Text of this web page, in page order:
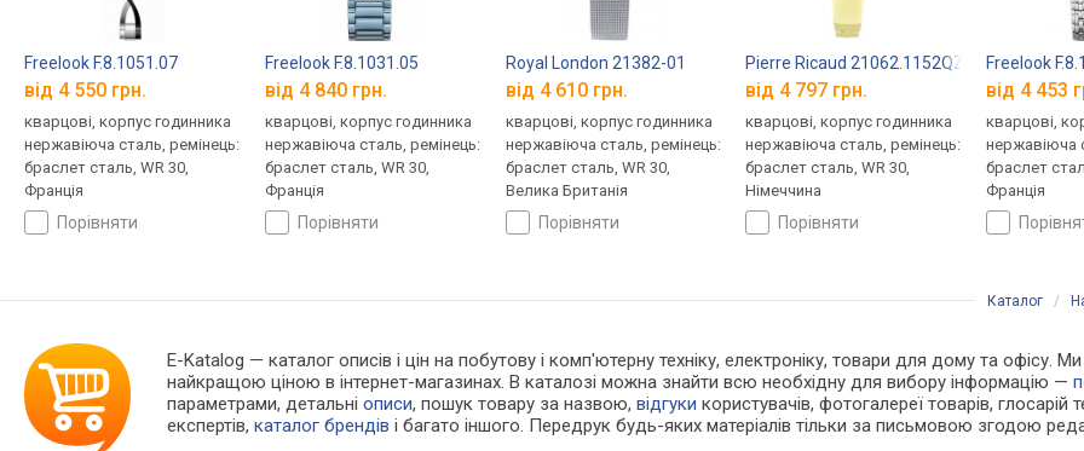
Freelook F.8.1051.07
від 4 550 грн.
кварцові, корпус годинника
нержавіюча сталь, ремінець:
браслет сталь, WR 30,
Франція
порівняти
Freelook F.8.1031.05
від 4 840 грн.
кварцові, корпус годинника
нержавіюча сталь, ремінець:
браслет сталь, WR 30,
Франція
порівняти
Royal London 21382-01
від 4 610 грн.
кварцові, корпус годинника
нержавіюча сталь, ремінець:
браслет сталь, WR 30,
Велика Британія
порівняти
Pierre Ricaud 21062.1152QZ
від 4 797 грн.
кварцові, корпус годинника
нержавіюча сталь, ремінець:
браслет сталь, WR 30,
Німеччина
порівняти
Freelook
від 4 453
кварцові,
нержавіюча
браслет
Франція
Каталог /
E-Katalog — каталог описів і цін на побутову і комп'ютерну техніку, електроніку, товари для дому та офісу.
найкращою ціною в інтернет-магазинах. В каталозі можна знайти всю необхідну для вибору інформацію —
параметрами, детальніописи, пошук товару за назвою,відгуки користувачів, фотогалереї товарів, глосарій
експертів,каталог брендів і багато іншого. Передрук будь-яких матеріалів тільки за письмовою згодою